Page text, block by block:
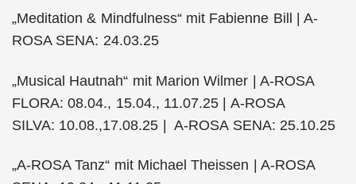
„Meditation & Mindfulness“ mit Fabienne Bill | A-
ROSA SENA: 24.03.25
„Musical Hautnah“ mit Marion Wilmer | A-ROSA
FLORA: 08.04., 15.04., 11.07.25 | A-ROSA
SILVA: 10.08.,17.08.25 | A-ROSA SENA: 25.10.25
„A-ROSA Tanz“ mit Michael Theissen | A-ROSA